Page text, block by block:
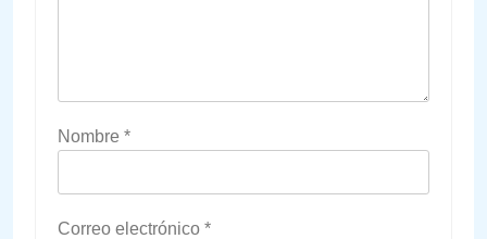
Nombre *
Correo electrónico *